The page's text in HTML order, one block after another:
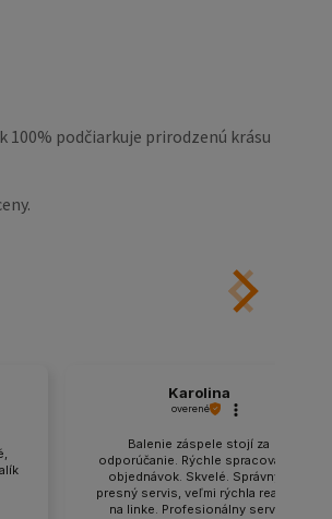
100% podčiarkuje prirodzenú krásu
Karolina
overené
Balenie záspele stojí za
odporúčanie. Rýchle spracovanie
objednávok. Skvelé. Správny a
presný servis, veľmi rýchla reakcia
na linke. Profesionálny servis,